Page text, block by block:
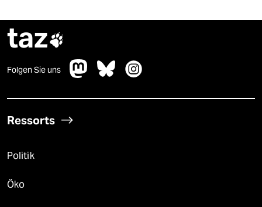
taz
Folgen Sie uns
Ressorts
Politik
Öko